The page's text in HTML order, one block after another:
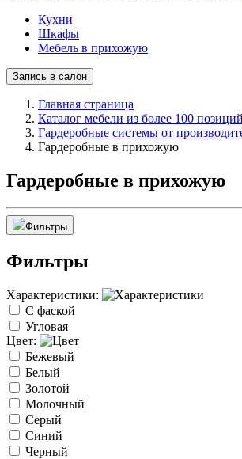
Кухни
Шкафы
Мебель в прихожую
Запись в салон
Главная страница
Каталог мебели из более 100 позиций
Гардеробные системы от
Гардеробные в прихожую
Гардеробные в прихожую
Фильтры
Фильтры
Характеристики:
С фаской
Угловая
Цвет:
Бежевый
Белый
Золотой
Молочный
Серый
Синий
Черный